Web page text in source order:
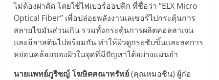
ไม่ต้องผ่าตัด โดยใช้ไฟเบอร์ออปติก ที่ชื่อว่า “ELX Micro
Optical Fiber” เพื่อปล่อยพลังงานเลเซอร์ไปกระตุ้นการ
สลายไขมันส่วนเกิน รวมทั้งกระตุ้นการผลิตคอลลาเจน
และอีลาสตินไปพร้อมกัน ทำให้ผิวดูกระชับขึ้นและลดการ
หย่อนคล้อยของผิวในจุดที่มีปัญหาได้อย่างแม่นยำ
นายแพทย์ภูริชญ์ โฆษิตคณาทรัพย์(คุณหมอชิน) ผู้ก่อ